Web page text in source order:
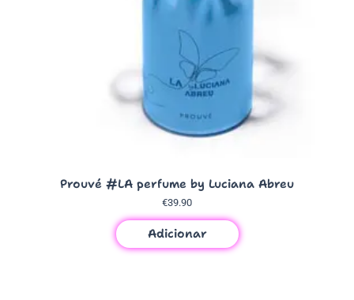
Prouvé #LA perfume by Luciana Abreu
€39.90
Adicionar